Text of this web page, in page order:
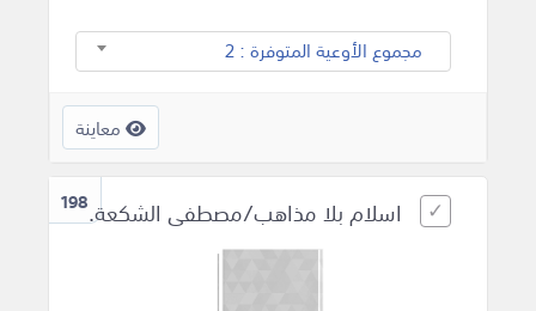
مجموع الأوعية المتوفرة : 2
معاينة
198اسلام بلا مذاهب/مصطفى الشكعة.